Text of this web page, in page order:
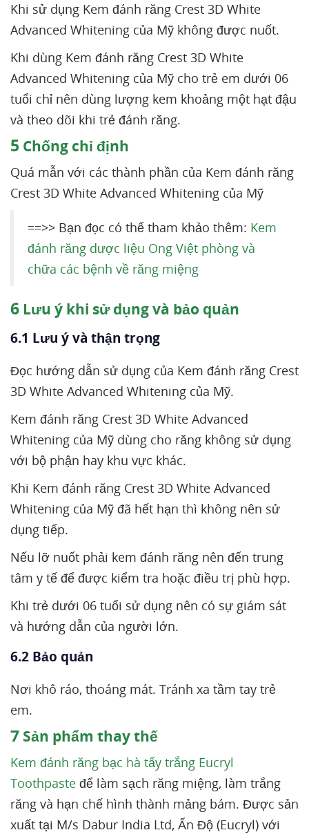
Khi sử dụng Kem đánh răng Crest 3D White
Advanced Whitening của Mỹ không được nuốt.
Khi dùng Kem đánh răng Crest 3D White
Advanced Whitening của Mỹ cho trẻ em dưới 06
tuổi chỉ nên dùng lượng kem khoảng một hạt đậu
và theo dõi khi trẻ đánh răng.
5 Chống chỉ định
Quá mẫn với các thành phần của Kem đánh răng
Crest 3D White Advanced Whitening của Mỹ
==>> Bạn đọc có thể tham khảo thêm: Kem
đánh răng dược liệu Ong Việt phòng và
chữa các bệnh về răng miệng
6 Lưu ý khi sử dụng và bảo quản
6.1 Lưu ý và thận trọng
Đọc hướng dẫn sử dụng của Kem đánh răng Crest
3D White Advanced Whitening của Mỹ.
Kem đánh răng Crest 3D White Advanced
Whitening của Mỹ dùng cho răng không sử dụng
với bộ phận hay khu vực khác.
Khi Kem đánh răng Crest 3D White Advanced
Whitening của Mỹ đã hết hạn thì không nên sử
dụng tiếp.
Nếu lỡ nuốt phải kem đánh răng nên đến trung
tâm y tế để được kiểm tra hoặc điều trị phù hợp.
Khi trẻ dưới 06 tuổi sử dụng nên có sự giám sát
và hướng dẫn của người lớn.
6.2 Bảo quản
Nơi khô ráo, thoáng mát. Tránh xa tầm tay trẻ
em.
7 Sản phẩm thay thế
Kem đánh răng bạc hà tẩy trắng Eucryl
Toothpaste để làm sạch răng miệng, làm trắng
răng và hạn chế hình thành mảng bám. Được sản
xuất tại M/s Dabur India Ltd, Ấn Độ (Eucryl) với